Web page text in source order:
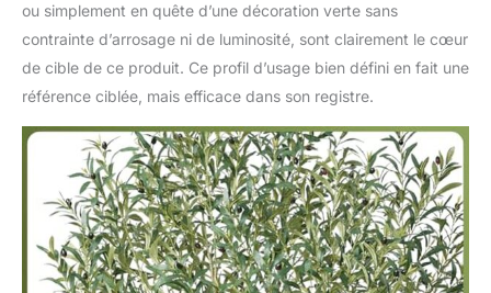
ou simplement en quête d’une décoration verte sans
contrainte d’arrosage ni de luminosité, sont clairement le cœur
de cible de ce produit. Ce profil d’usage bien défini en fait une
référence ciblée, mais efficace dans son registre.